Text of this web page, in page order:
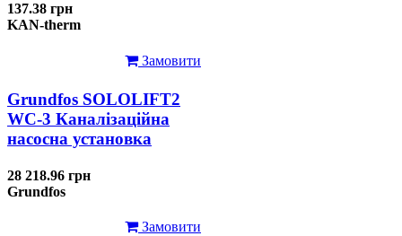
137.38 грн
KAN-therm
Замовити
Grundfos SOLOLIFT2
WC-3 Каналізаційна
насосна установка
28 218.96 грн
Grundfos
Замовити